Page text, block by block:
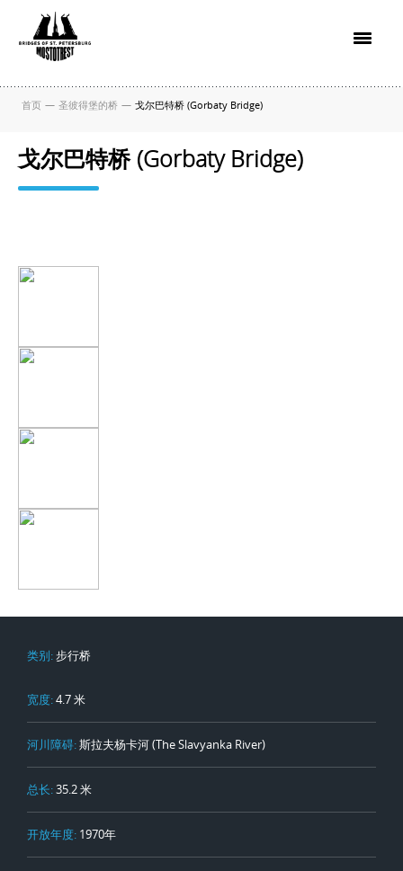
首页 — 圣彼得堡的桥 — 戈尔巴特桥 (Gorbaty Bridge)
戈尔巴特桥 (Gorbaty Bridge)
类别:步行桥
宽度:4.7 米
河川障碍:斯拉夫杨卡河 (The Slavyanka River)
总长:35.2 米
开放年度: 1970年